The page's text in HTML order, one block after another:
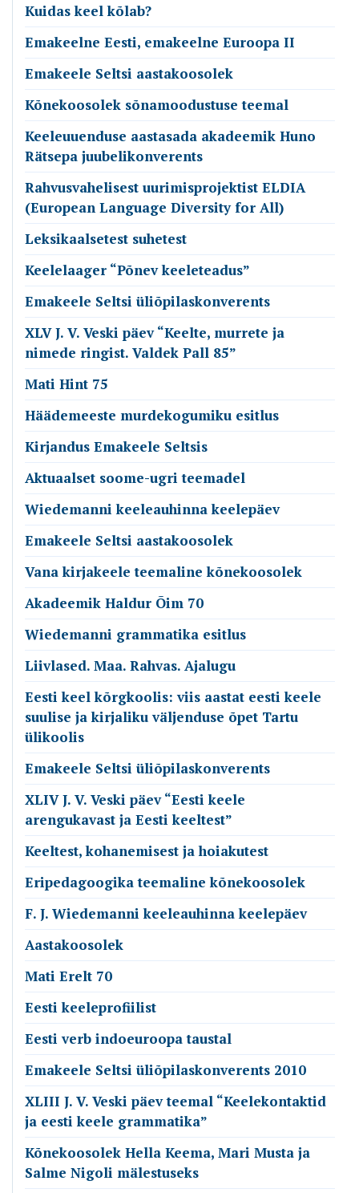
Kuidas keel kõlab?
Emakeelne Eesti, emakeelne Euroopa II
Emakeele Seltsi aastakoosolek
Kõnekoosolek sõnamoodustuse teemal
Keeleuuenduse aastasada akadeemik Huno
Rätsepa juubelikonverents
Rahvusvahelisest uurimisprojektist ELDIA
(European Language Diversity for All)
Leksikaalsetest suhetest
Keelelaager “Põnev keeleteadus”
Emakeele Seltsi üliõpilaskonverents
XLV J. V. Veski päev “Keelte, murrete ja
nimede ringist. Valdek Pall 85”
Mati Hint 75
Häädemeeste murdekogumiku esitlus
Kirjandus Emakeele Seltsis
Aktuaalset soome-ugri teemadel
Wiedemanni keeleauhinna keelepäev
Emakeele Seltsi aastakoosolek
Vana kirjakeele teemaline kõnekoosolek
Akadeemik Haldur Õim 70
Wiedemanni grammatika esitlus
Liivlased. Maa. Rahvas. Ajalugu
Eesti keel kõrgkoolis: viis aastat eesti keele
suulise ja kirjaliku väljenduse õpet Tartu
ülikoolis
Emakeele Seltsi üliõpilaskonverents
XLIV J. V. Veski päev “Eesti keele
arengukavast ja Eesti keeltest”
Keeltest, kohanemisest ja hoiakutest
Eripedagoogika teemaline kõnekoosolek
F. J. Wiedemanni keeleauhinna keelepäev
Aastakoosolek
Mati Erelt 70
Eesti keeleprofiilist
Eesti verb indoeuroopa taustal
Emakeele Seltsi üliõpilaskonverents 2010
XLIII J. V. Veski päev teemal “Keelekontaktid
ja eesti keele grammatika”
Kõnekoosolek Hella Keema, Mari Musta ja
Salme Nigoli mälestuseks